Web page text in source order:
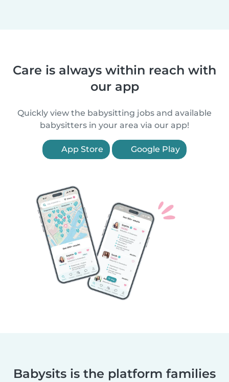
Care is always within reach with
our app
Quickly view the babysitting jobs and available
babysitters in your area via our app!
App Store Google Play
Babysits is the platform families